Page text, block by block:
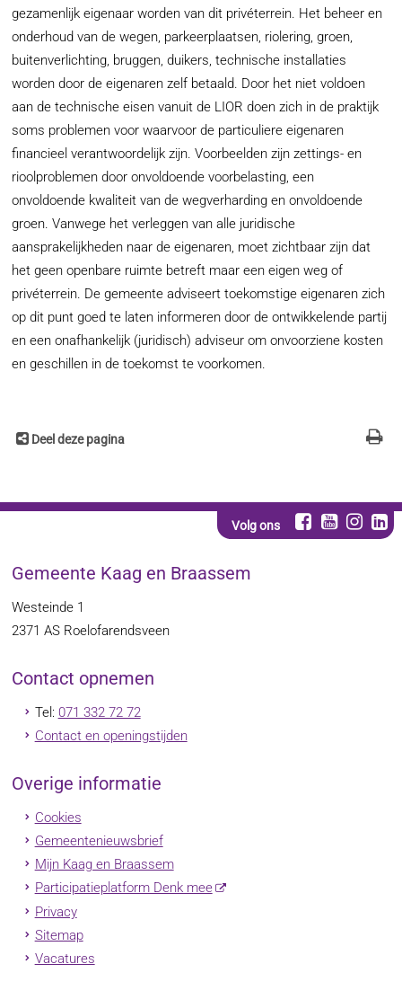
gezamenlijk eigenaar worden van dit privéterrein. Het beheer en
onderhoud van de wegen, parkeerplaatsen, riolering, groen,
buitenverlichting, bruggen, duikers, technische installaties
worden door de eigenaren zelf betaald. Door het niet voldoen
aan de technische eisen vanuit de LIOR doen zich in de praktijk
soms problemen voor waarvoor de particuliere eigenaren
financieel verantwoordelijk zijn. Voorbeelden zijn zettings- en
rioolproblemen door onvoldoende voorbelasting, een
onvoldoende kwaliteit van de wegverharding en onvoldoende
groen. Vanwege het verleggen van alle juridische
aansprakelijkheden naar de eigenaren, moet zichtbaar zijn dat
het geen openbare ruimte betreft maar een eigen weg of
privéterrein. De gemeente adviseert toekomstige eigenaren zich
op dit punt goed te laten informeren door de ontwikkelende partij
en een onafhankelijk (juridisch) adviseur om onvoorziene kosten
en geschillen in de toekomst te voorkomen.
Deel deze pagina
Volg ons
Gemeente Kaag en Braassem
Westeinde 1
2371 AS Roelofarendsveen
Contact opnemen
Tel: 071 332 72 72
Contact en openingstijden
Overige informatie
Cookies
Gemeentenieuwsbrief
Mijn Kaag en Braassem
Participatieplatform Denk mee
Privacy
Sitemap
Vacatures